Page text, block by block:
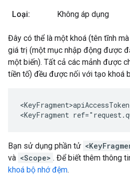
Loại: Không áp dụng
Đây có thể là một khoá (tên tĩnh
giá trị (một mục nhập động được
một biến). Tất cả các mảnh được
tiền tố) đều được nối với tạo khoá
<KeyFragment
Bạn sử dụng phần tử
và <Scope> . Để biết thêm thông
khoá bộ nhớ đệm.